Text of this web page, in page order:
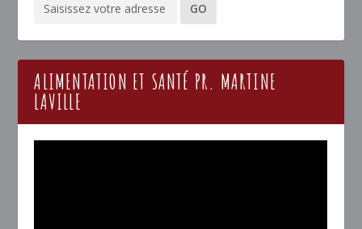
ALIMENTATION ET SANTÉ PR. MARTINE
LAVILLE